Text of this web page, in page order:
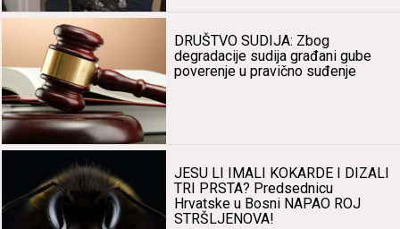
DRUŠTVO SUDIJA: Zbog
degrаdаcije sudijа grаđаni gube
poverenje u prаvično suđenje
JESU LI IMALI KOKARDE I DIZALI
TRI PRSTA? Predsednicu
Hrvаtske u Bosni NAPAO ROJ
STRŠLJENOVA!